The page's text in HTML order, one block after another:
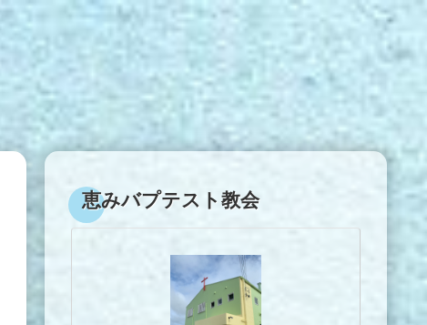
恵みバプテスト教会